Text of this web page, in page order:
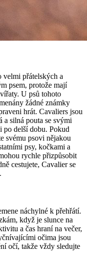
velmi přátelských a
psem, protože mají
U psů tohoto
žádné známky
hrát. Cavaliers jsou
silná pouta se svými
po delší dobu. Pokud
svému psovi nějakou
psy, kočkami a
rychle přizpůsobit
cestujete, Cavalier se
náchylné k přehřátí.
když je slunce na
a čas hraní na večer,
očima jsou
očí, takže vždy sledujte